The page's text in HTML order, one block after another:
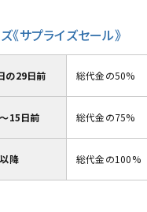
《サプライズセール》
の29日前 総代金の50%
15日前 総代金の75%
降 総代金の100%